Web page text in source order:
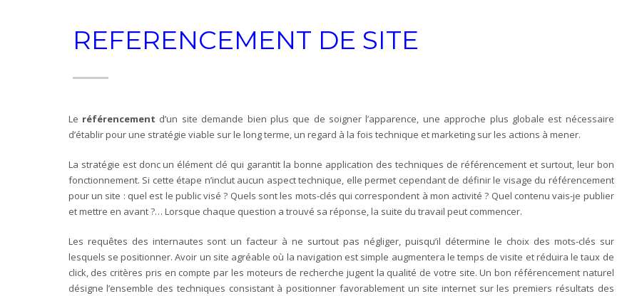
REFERENCEMENT DE SITE
Le référencement d’un site demande bien plus que de soigner l’apparence, une approche plus globale est nécessaire
d’établir pour une stratégie viable sur le long terme, un regard à la fois technique et marketing sur les actions à mener.
La stratégie est donc un élément clé qui garantit la bonne application des techniques de référencement et surtout, leur bon
fonctionnement. Si cette étape n’inclut aucun aspect technique, elle permet cependant de définir le visage du référencement
pour un site : quel est le public visé ? Quels sont les mots-clés qui correspondent à mon activité ? Quel contenu vais-je publier
et mettre en avant ?… Lorsque chaque question a trouvé sa réponse, la suite du travail peut commencer.
Les requêtes des internautes sont un facteur à ne surtout pas négliger, puisqu’il détermine le choix des mots-clés sur
lesquels se positionner. Avoir un site agréable où la navigation est simple augmentera le temps de visite et réduira le taux de
click, des critères pris en compte par les moteurs de recherche jugent la qualité de votre site. Un bon référencement naturel
désigne l’ensemble des techniques consistant à positionner favorablement un site internet sur les premiers résultats des